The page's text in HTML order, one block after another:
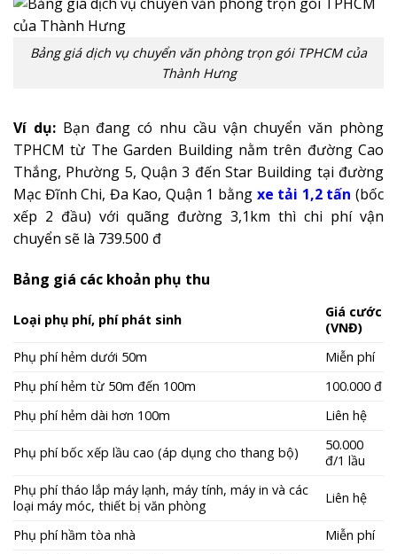
Bảng giá dịch vụ chuyển văn phòng trọn gói TPHCM của
Thành Hưng
Ví dụ: Bạn đang có nhu cầu vận chuyển văn phòng
TPHCM từ The Garden Building nằm trên đường Cao
Thắng, Phường 5, Quận 3 đến Star Building tại đường
Mạc Đĩnh Chi, Đa Kao, Quận 1 bằng xe tải 1,2 tấn (bốc
xếp 2 đầu) với quãng đường 3,1km thì chi phí vận
chuyển sẽ là 739.500 đ
Bảng giá các khoản phụ thu
Loại phụ phí, phí phát sinh
Giá cước
(VNĐ)
Phụ phí hẻm dưới 50m
Miễn phí
Phụ phí hẻm từ 50m đến 100m
100.000 đ
Phụ phí hẻm dài hơn 100m
Liên hệ
Phụ phí bốc xếp lầu cao (áp dụng cho thang bộ)
50.000
đ/1 lầu
Phụ phí tháo lắp máy lạnh, máy tính, máy in và các
loại máy móc, thiết bị văn phòng
Liên hệ
Phụ phí hầm tòa nhà
Miễn phí